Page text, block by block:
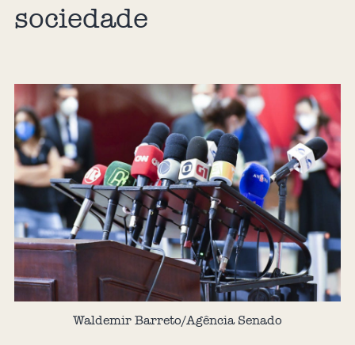
sociedade
Waldemir Barreto/Agência Senado